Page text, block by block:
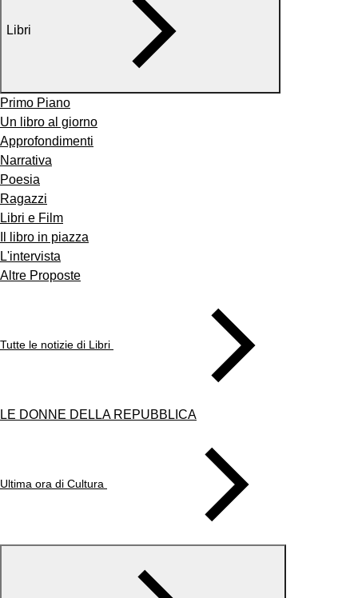
Libri
Primo Piano
Un libro al giorno
Approfondimenti
Narrativa
Poesia
Ragazzi
Libri e Film
Il libro in piazza
L'intervista
Altre Proposte
Tutte le notizie di Libri
LE DONNE DELLA REPUBBLICA
Ultima ora di Cultura